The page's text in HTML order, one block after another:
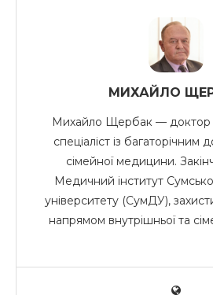
МИХАЙЛО
Михайло Щербак — доктор
спеціаліст із багаторічним
сімейної медицини.
Медичний інститут
університету (СумДУ),
напрямом внутрішньої та